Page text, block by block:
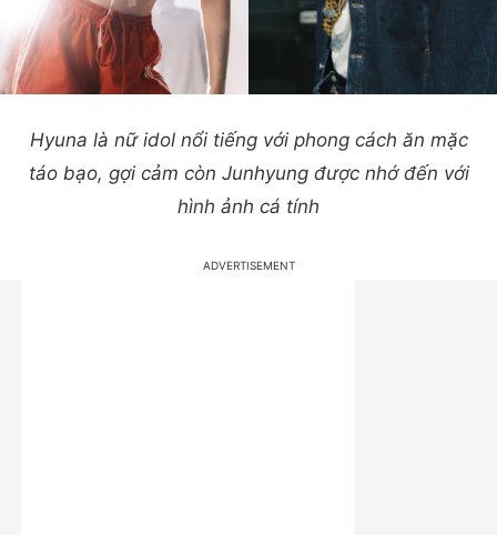
Hyuna là nữ idol nổi tiếng với phong cách ăn mặc
táo bạo, gợi cảm còn Junhyung được nhớ đến với
hình ảnh cá tính